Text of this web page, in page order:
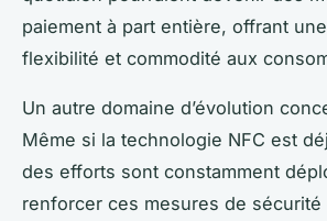
paiement à part entière, offrant
flexibilité et commodité aux
Un autre domaine d’évolution
Même si la technologie NFC est
des efforts sont constamment
renforcer ces mesures de